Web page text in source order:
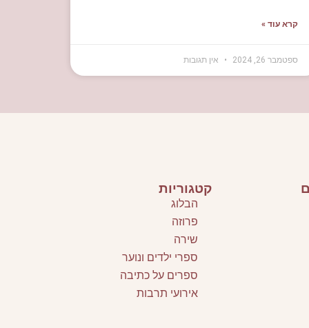
קרא עוד »
ספטמבר 26, 2024 אין תגובות
קטגוריות
הבלוג
פרוזה
שירה
ספרי ילדים ונוער
ספרים על כתיבה
אירועי תרבות